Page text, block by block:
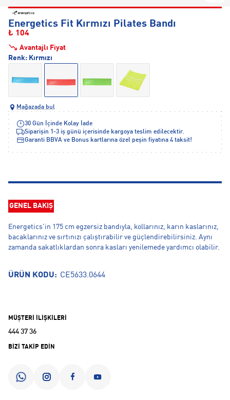
Energetics Fit Kırmızı Pilates Bandı
₺ 104
Avantajlı Fiyat
Renk: Kırmızı
Mağazada bul
30 Gün İçinde Kolay İade
Siparişin 1-3 iş günü içerisinde kargoya teslim edilecektir.
Garanti BBVA ve Bonus kartlarına özel peşin fiyatına 4 taksit!
GENEL BAKIŞ
Energetics'in 175 cm egzersiz bandıyla, kollarınız, karın kaslarınız,
bacaklarınız ve sırtınızı çalıştırabilir ve güçlendirebilirsiniz. Aynı
zamanda sakatlıklardan sonra kasları yenilemede yardımcı olabilir.
ÜRÜN KODU: CE5633.0644
MÜŞTERİ İLİŞKİLERİ
444 37 36
BİZİ TAKİP EDİN